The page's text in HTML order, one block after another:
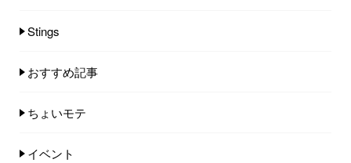
Stings
おすすめ記事
ちょいモテ
イベント